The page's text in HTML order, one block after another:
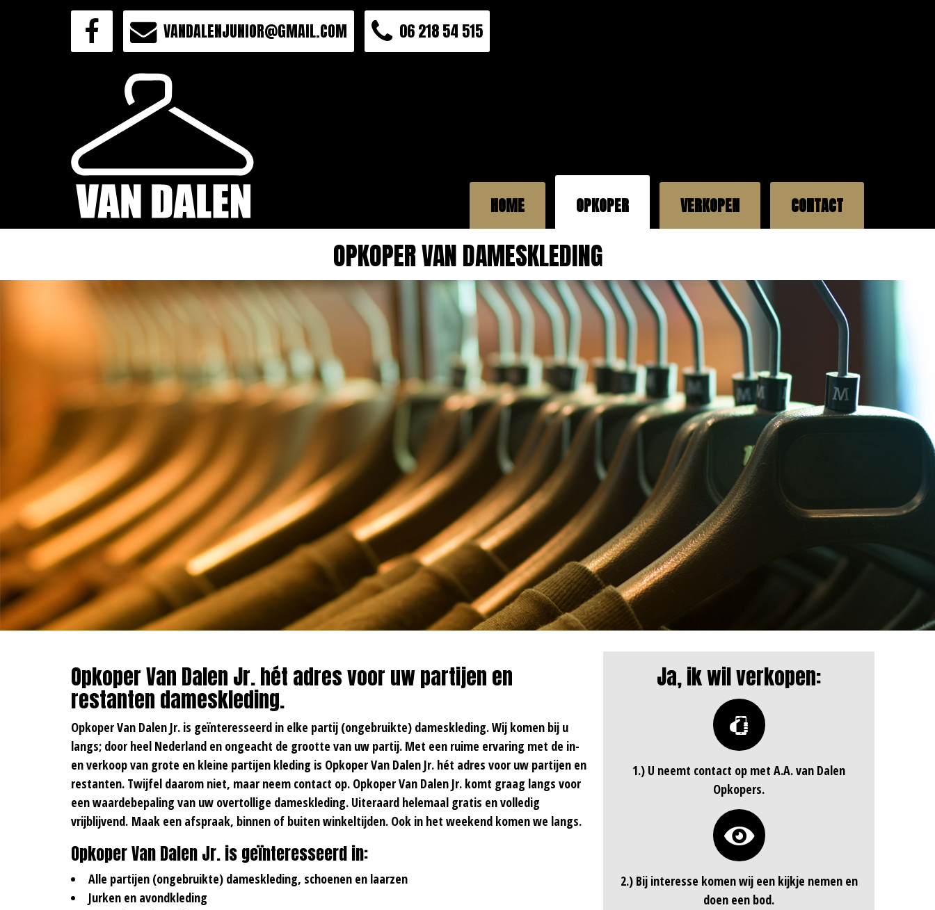
VANDALENJUNIOR@GMAIL.COM 06 218 54 515
HOME OPKOPER VERKOPEN CONTACT
OPKOPER VAN DAMESKLEDING
Opkoper Van Dalen Jr. hét adres voor uw partijen en
restanten dameskleding.
Opkoper Van Dalen Jr. is geïnteresseerd in elke partij (ongebruikte) dameskleding. Wij komen bij u
langs; door heel Nederland en ongeacht de grootte van uw partij. Met een ruime ervaring met de in-
en verkoop van grote en kleine partijen kleding is Opkoper Van Dalen Jr. hét adres voor uw partijen en
restanten. Twijfel daarom niet, maar neem contact op. Opkoper Van Dalen Jr. komt graag langs voor
een waardebepaling van uw overtollige dameskleding. Uiteraard helemaal gratis en volledig
vrijblijvend. Maak een afspraak, binnen of buiten winkeltijden. Ook in het weekend komen we langs.
Opkoper Van Dalen Jr. is geïnteresseerd in:
Alle partijen (ongebruikte) dameskleding, schoenen en laarzen
Jurken en avondkleding
Ja, ik wil verkopen:
1.) U neemt contact op met A.A. van Dalen
Opkopers.
2.) Bij interesse komen wij een kijkje nemen en
doen een bod.